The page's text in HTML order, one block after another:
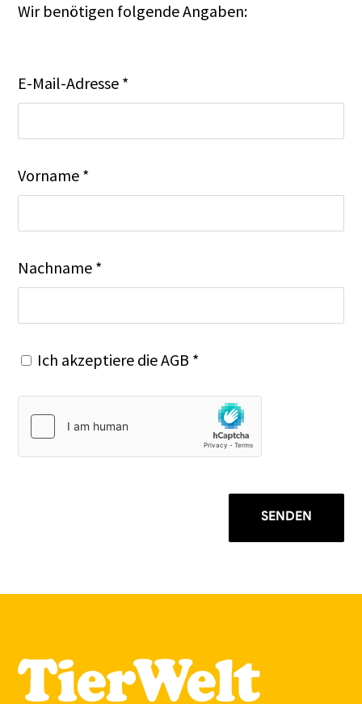
Wir benötigen folgende Angaben:
E-Mail-Adresse *
Vorname *
Nachname *
Ich akzeptiere dieAGB *
SENDEN